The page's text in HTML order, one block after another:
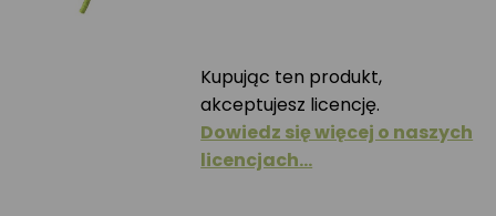
Kupując ten produkt,
akceptujesz licencję.
Dowiedz się więcej o naszych
licencjach…